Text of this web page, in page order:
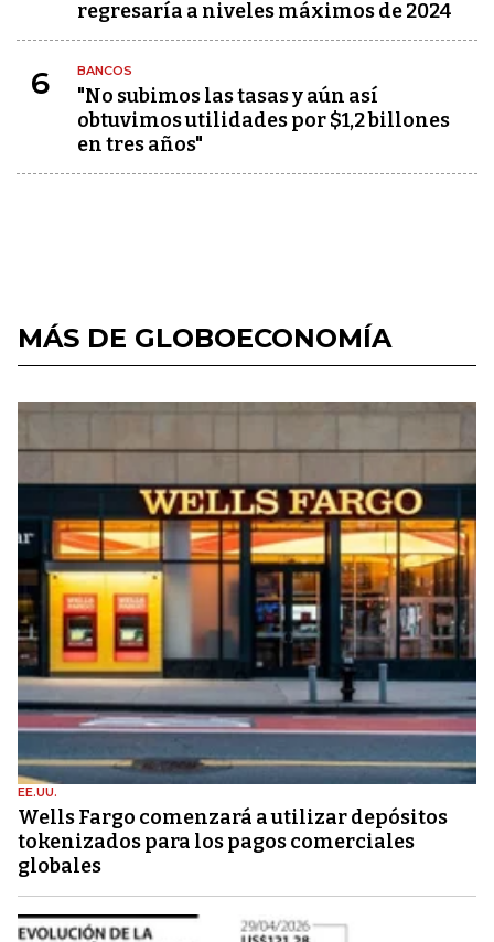
regresaría a niveles máximos de 2024
6 BANCOS
"No subimos las tasas y aún así
obtuvimos utilidades por $1,2 billones
en tres años"
MÁS DE GLOBOECONOMÍA
EE.UU.
Wells Fargo comenzará a utilizar depósitos
tokenizados para los pagos comerciales
globales